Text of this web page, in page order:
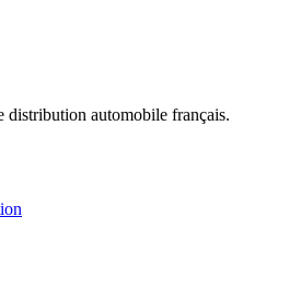
distribution automobile français.